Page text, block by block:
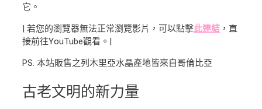
它。
| 若您的瀏覽器無法正常瀏覽影片，可以點擊此連結 ，直
接前往YouTube觀看。|
PS. 本站販售之列木里亞水晶產地皆來自哥倫比亞
古老文明的新力量